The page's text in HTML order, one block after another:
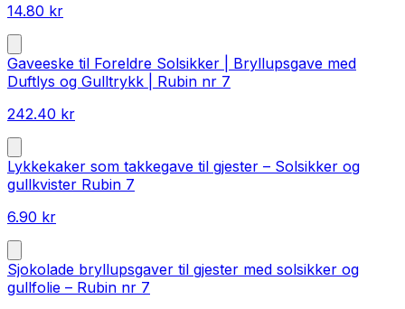
14.80 kr
Gaveeske til Foreldre Solsikker | Bryllupsgave med
Duftlys og Gulltrykk | Rubin nr 7
242.40 kr
Lykkekaker som takkegave til gjester – Solsikker og
gullkvister Rubin 7
6.90 kr
Sjokolade bryllupsgaver til gjester med solsikker og
gullfolie – Rubin nr 7